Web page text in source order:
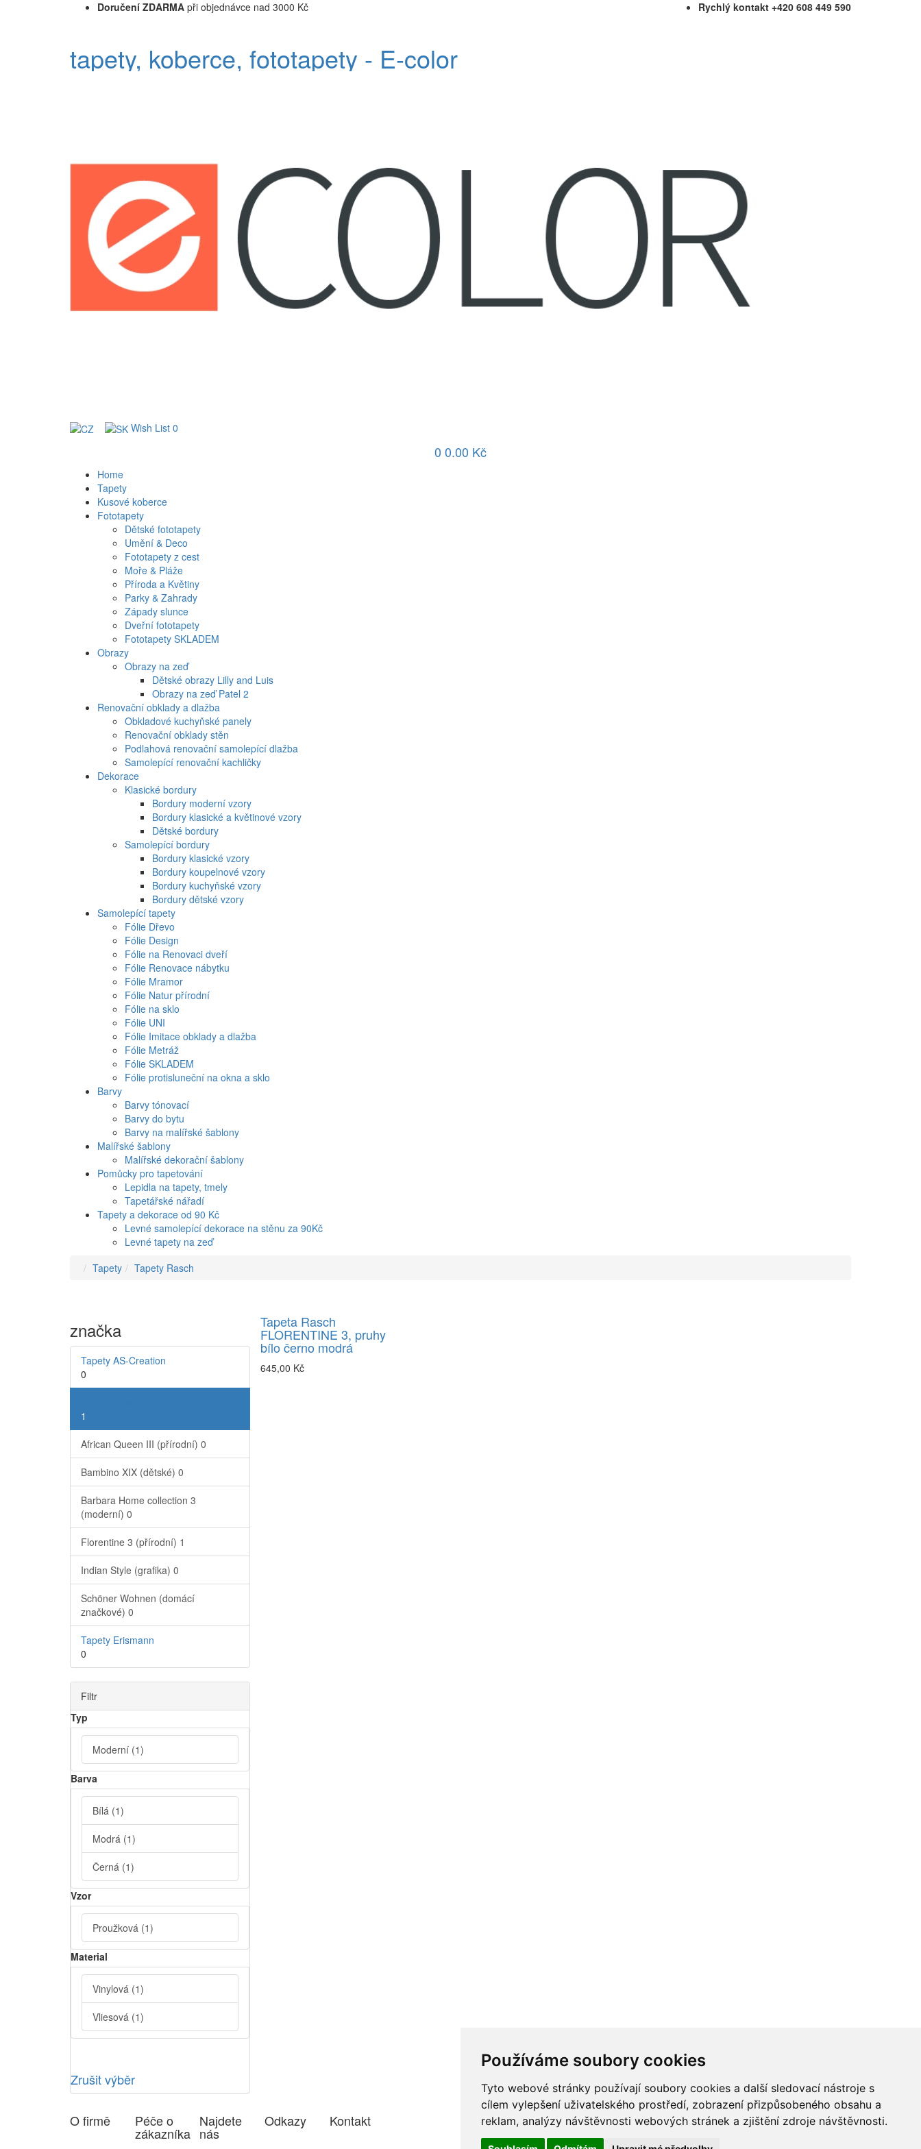
Používáme soubory cookies
Tyto webové stránky používají soubory cookies a další sledovací nástroje s
cílem vylepšení uživatelského prostředí, zobrazení přizpůsobeného obsahu a
reklam, analýzy návštěvnosti webových stránek a zjištění zdroje návštěvnosti.
Doručení ZDARMA při objednávce nad 3000 Kč Rychlý kontakt +420 608 449 590
tapety, koberce, fototapety - E-color
Wish List 0
0 0.00 Kč
Home
Tapety
Kusové koberce
Fototapety
Dětské fototapety
Umění & Deco
Fototapety z cest
Moře & Pláže
Příroda a Květiny
Parky & Zahrady
Západy slunce
Dveřní fototapety
Fototapety SKLADEM
Obrazy
Obrazy na zeď
Dětské obrazy Lilly and Luis
Obrazy na zeď Patel 2
Renovační obklady a dlažba
Obkladové kuchyňské panely
Renovační obklady stěn
Podlahová renovační samolepící dlažba
Samolepící renovační kachličky
Dekorace
Klasické bordury
Bordury moderní vzory
Bordury klasické a květinové vzory
Dětské bordury
Samolepící bordury
Bordury klasické vzory
Bordury koupelnové vzory
Bordury kuchyňské vzory
Bordury dětské vzory
Samolepící tapety
Fólie Dřevo
Fólie Design
Fólie na Renovaci dveří
Fólie Renovace nábytku
Fólie Mramor
Fólie Natur přírodní
Fólie na sklo
Fólie UNI
Fólie Imitace obklady a dlažba
Fólie Metráž
Fólie SKLADEM
Fólie protisluneční na okna a sklo
Barvy
Barvy tónovací
Barvy do bytu
Barvy na malířské šablony
Malířské šablony
Malířské dekorační šablony
Pomůcky pro tapetování
Lepidla na tapety, tmely
Tapetářské nářadí
Tapety a dekorace od 90 Kč
Levné samolepící dekorace na stěnu za 90Kč
Levné tapety na zeď
Tapety
Tapety Rasch
značka
Tapety AS-Creation
0
1
African Queen III (přírodní) 0
Bambino XIX (dětské) 0
Barbara Home collection 3
(moderní) 0
Florentine 3 (přírodní) 1
Indian Style (grafika) 0
Schöner Wohnen (domácí
značkové) 0
Tapety Erismann
0
Filtr
Typ
Moderní (1)
Barva
Bílá (1)
Modrá (1)
Černá (1)
Vzor
Proužková (1)
Material
Vinylová (1)
Vliesová (1)
Zrušit výběr
Tapeta Rasch
FLORENTINE 3, pruhy
bílo černo modrá
645,00 Kč
O firmě Péče o
zákazníka
Najdete
nás
Odkazy Kontakt